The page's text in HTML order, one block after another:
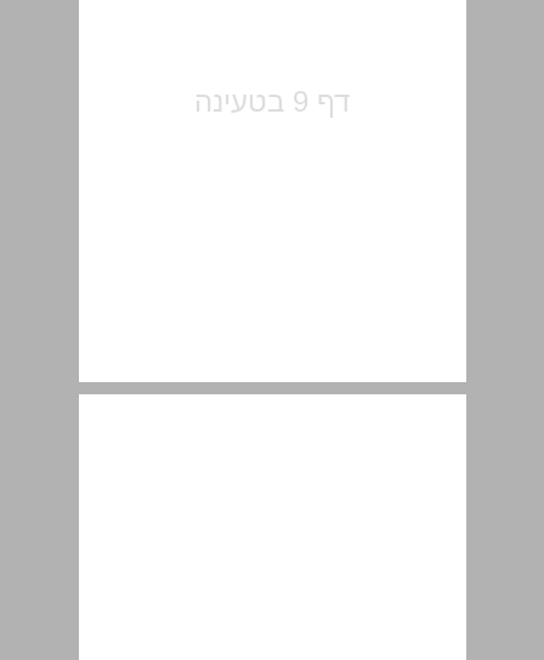
ירושלים וסביבתה ... 11